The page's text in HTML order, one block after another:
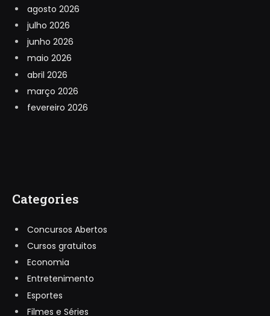
agosto 2026
julho 2026
junho 2026
maio 2026
abril 2026
março 2026
fevereiro 2026
Categories
Concursos Abertos
Cursos gratuitos
Economia
Entretenimento
Esportes
Filmes e Séries